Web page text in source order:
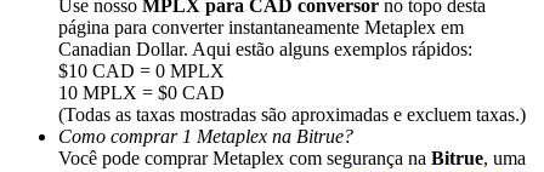
Use nosso MPLX para CAD conversor no topo desta
página para converter instantaneamente Metaplex em
Canadian Dollar. Aqui estão alguns exemplos rápidos:
$10 CAD = 0 MPLX
10 MPLX = $0 CAD
(Todas as taxas mostradas são aproximadas e excluem taxas.)
Como comprar 1 Metaplex na Bitrue?
Você pode comprar Metaplex com segurança na Bitrue, uma